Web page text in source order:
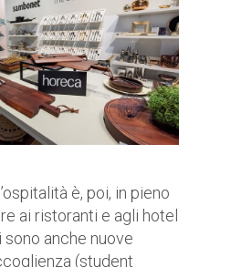
è, poi, in pieno
ai ristoranti e agli hotel
sono anche nuove
(student